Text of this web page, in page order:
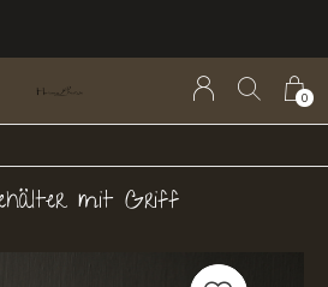
0
mit Griff